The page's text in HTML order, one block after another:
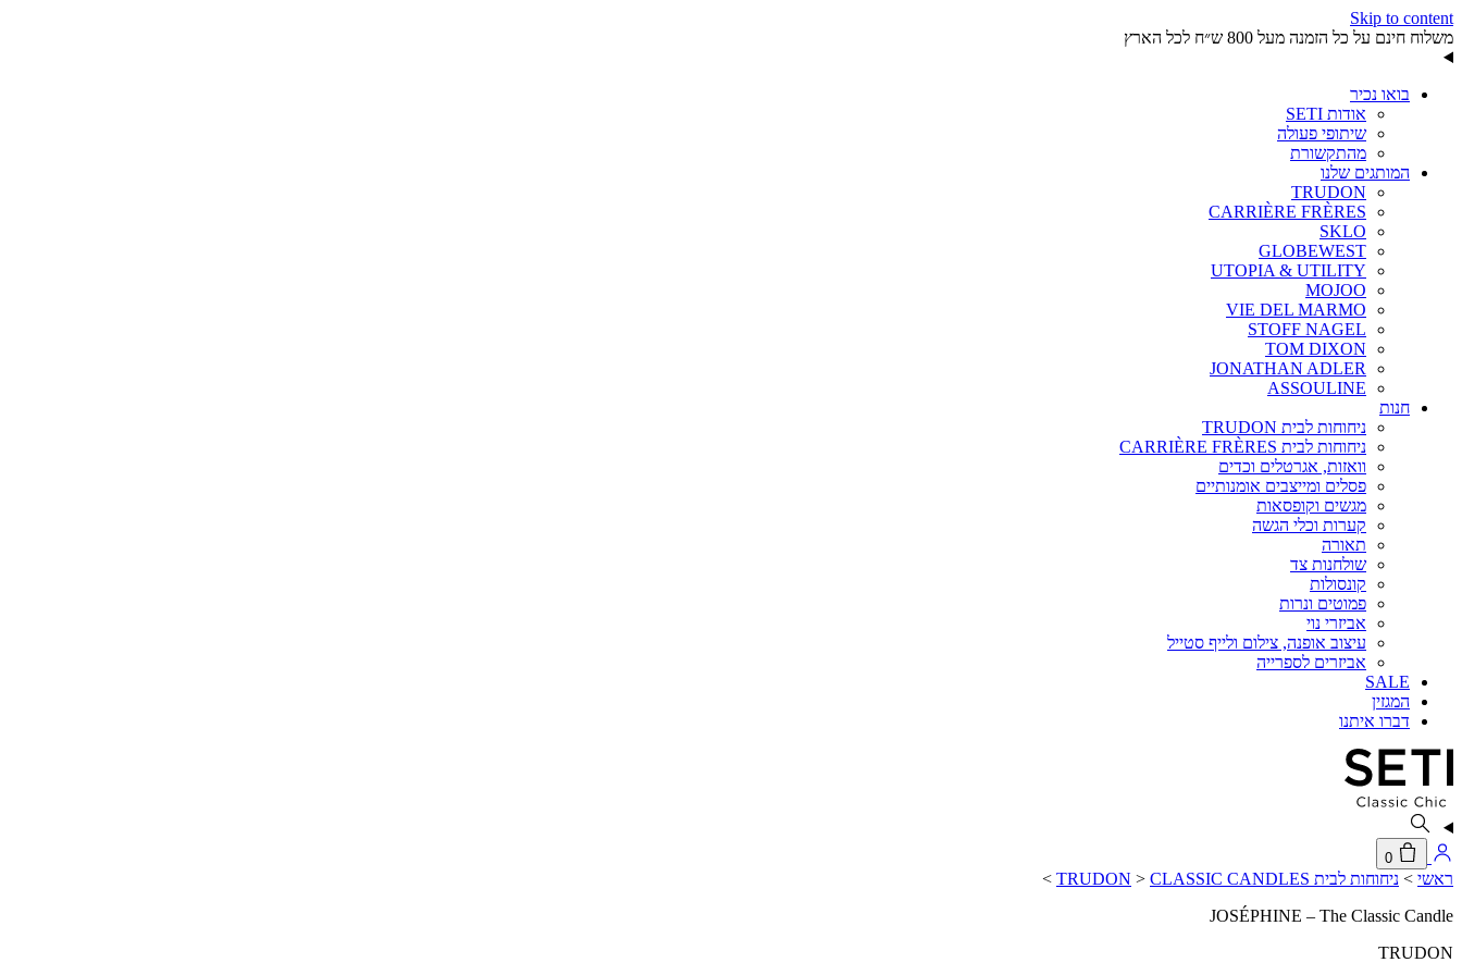
Skip to content
משלוח חינם על כל הזמנה מעל 800 ש״ח לכל הארץ
בואו נכיר
אודות SETI
שיתופי פעולה
מהתקשורת
המותגים שלנו
TRUDON
CARRIÈRE FRÈRES
SKLO
GLOBEWEST
UTOPIA & UTILITY
MOJOO
VIE DEL MARMO
STOFF NAGEL
TOM DIXON
JONATHAN ADLER
ASSOULINE
חנות
ניחוחות לבית TRUDON
ניחוחות לבית CARRIÈRE FRÈRES
וואזות, אגרטלים וכדים
פסלים ומייצבים אומנותיים
מגשים וקופסאות
קערות וכלי הגשה
תאורה
שולחנות צד
קונסולות
פמוטים ונרות
אביזרי נוי
עיצוב אופנה, צילום ולייף סטייל
אביזרים לספרייה
SALE
המגזין
דברו איתנו
0
ראשי > ניחוחות לבית TRUDON > CLASSIC CANDLES
>
JOSÉPHINE – The Classic Candle
TRUDON